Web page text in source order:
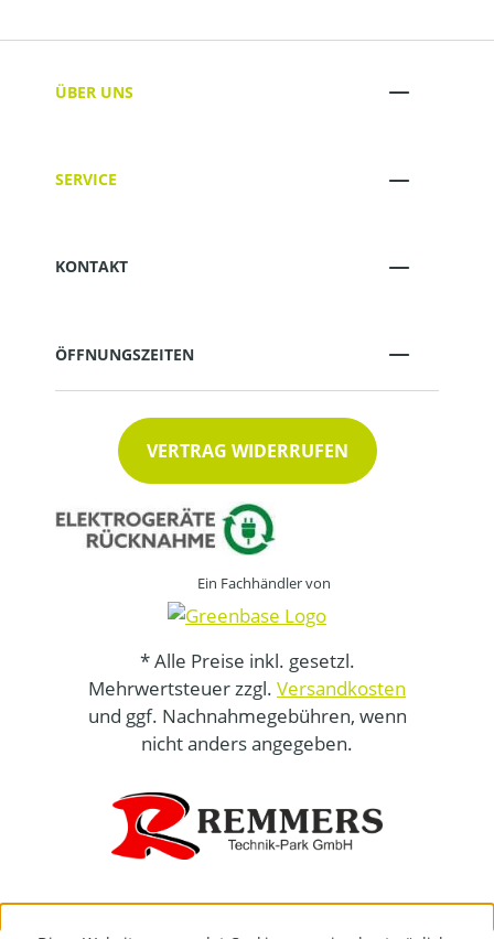
ÜBER UNS
SERVICE
KONTAKT
ÖFFNUNGSZEITEN
VERTRAG WIDERRUFEN
Ein Fachhändler von
* Alle Preise inkl. gesetzl.
Mehrwertsteuer zzgl. Versandkosten
und ggf. Nachnahmegebühren, wenn
nicht anders angegeben.